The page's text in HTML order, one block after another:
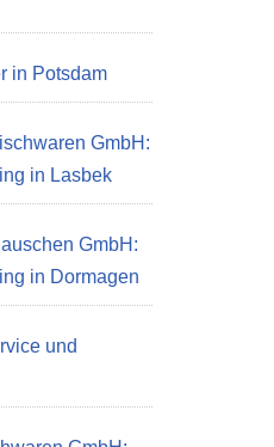
in Potsdam
GmbH:
in Lasbek
GmbH:
in Dormagen
und